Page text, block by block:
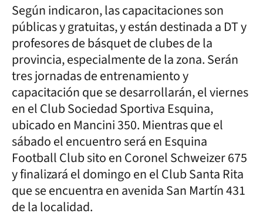
Según indicaron, las capacitaciones son
públicas y gratuitas, y están destinada a DT y
profesores de básquet de clubes de la
provincia, especialmente de la zona. Serán
tres jornadas de entrenamiento y
capacitación que se desarrollarán, el viernes
en el Club Sociedad Sportiva Esquina,
ubicado en Mancini 350. Mientras que el
sábado el encuentro será en Esquina
Football Club sito en Coronel Schweizer 675
y finalizará el domingo en el Club Santa Rita
que se encuentra en avenida San Martín 431
de la localidad.